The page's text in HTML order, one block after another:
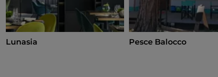
Lunasia Pesce Balocco